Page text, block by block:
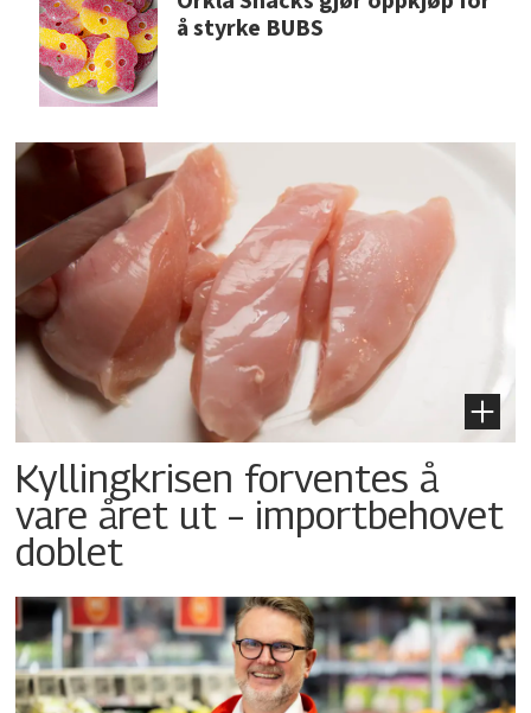
å styrke BUBS
Kyllingkrisen forventes å
vare året ut – importbehovet
doblet